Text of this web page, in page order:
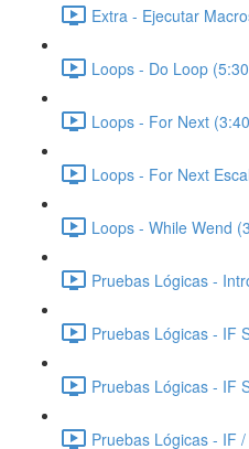
Extra - Ejecutar
Loops - Do Loop
Loops - For Next
Loops - For Next
Loops - While Wend
Pruebas Lógicas -
Pruebas Lógicas - IF
Pruebas Lógicas - IF
Pruebas Lógicas - IF